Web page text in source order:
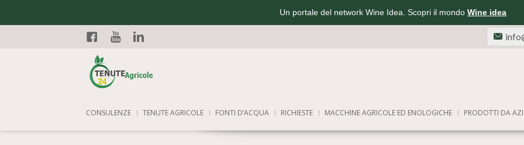
Un portale del network Wine Idea. Scopri il mondo Wine idea
Facebook
CONSULENZE TENUTE AGRICOLE FONTI D’ACQUA RICHIESTE MACCHINE AGRICOLE ED ENOLOGICHE PRODOTTI DA